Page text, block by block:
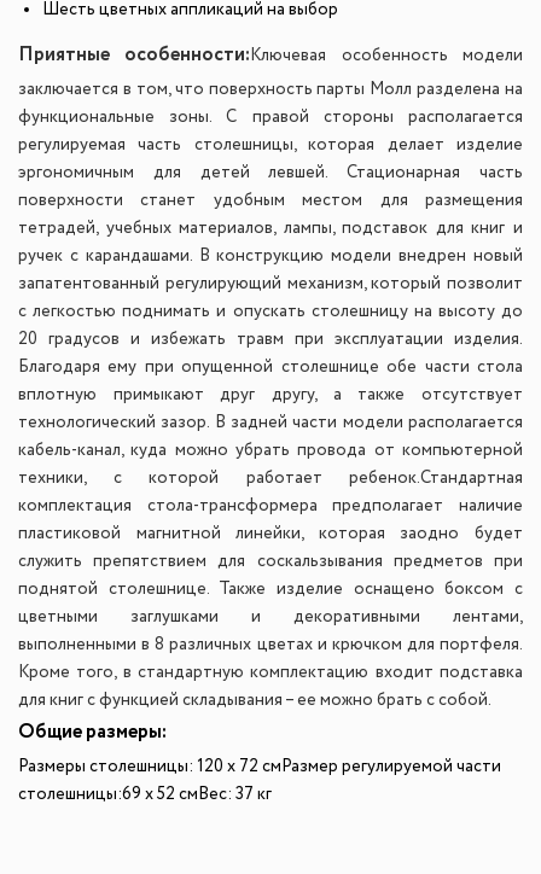
Шесть цветных аппликаций на выбор
Приятные особенности: Ключевая особенность модели
заключается в том, что поверхность парты Молл разделена на
функциональные зоны. С правой стороны располагается
регулируемая часть столешницы, которая делает изделие
эргономичным для детей левшей. Стационарная часть
поверхности станет удобным местом для размещения
тетрадей, учебных материалов, лампы, подставок для книг и
ручек с карандашами. В конструкцию модели внедрен новый
запатентованный регулирующий механизм, который позволит
с легкостью поднимать и опускать столешницу на высоту до
20 градусов и избежать травм при эксплуатации изделия.
Благодаря ему при опущенной столешнице обе части стола
вплотную примыкают друг другу, а также отсутствует
технологический зазор. В задней части модели располагается
кабель-канал, куда можно убрать провода от компьютерной
техники, с которой работает ребенок.Стандартная
комплектация стола-трансформера предполагает наличие
пластиковой магнитной линейки, которая заодно будет
служить препятствием для соскальзывания предметов при
поднятой столешнице. Также изделие оснащено боксом с
цветными заглушками и декоративными лентами,
выполненными в 8 различных цветах и крючком для портфеля.
Кроме того, в стандартную комплектацию входит подставка
для книг с функцией складывания – ее можно брать с собой.
Общие размеры:
Размеры столешницы: 120 х 72 см Размер регулируемой части
столешницы:69 х 52 см Вес: 37 кг